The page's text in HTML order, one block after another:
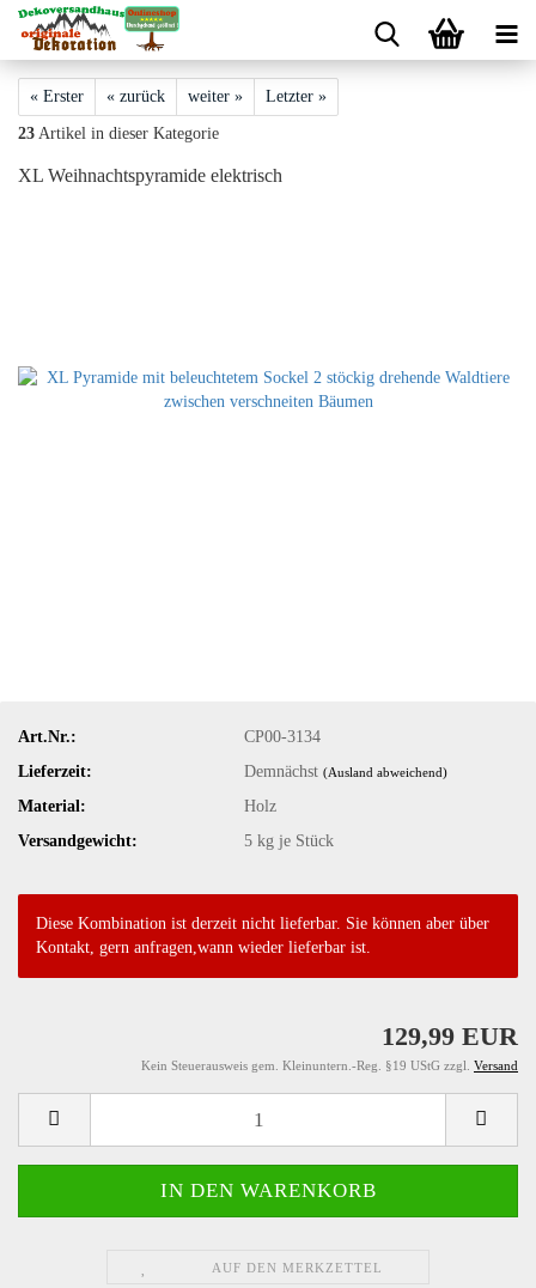
« Erster « zurück weiter » Letzter »
23 Artikel in dieser Kategorie
XL Weihnachtspyramide elektrisch
Art.Nr.:
CP00-3134
Lieferzeit:
Demnächst(Ausland abweichend)
Material:
Holz
Versandgewicht:
5 kg je Stück
Diese Kombination ist derzeit nicht lieferbar. Sie können aber über
Kontakt, gern anfragen,wann wieder lieferbar ist.
129,99 EUR
Kein Steuerausweis gem. Kleinuntern.-Reg. §19 UStG zzgl. Versand
AUF DEN MERKZETTEL